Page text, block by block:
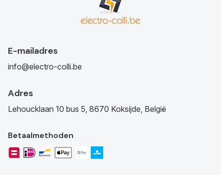
E-mailadres
info@electro-colli.be
Adres
Lehoucklaan 10 bus 5, 8670 Koksijde, België
Betaalmethoden